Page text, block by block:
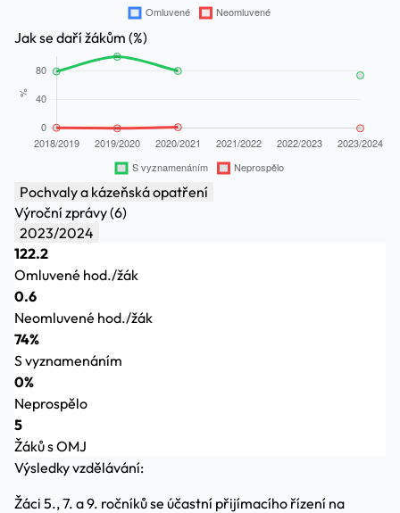
Jak se daří žákům (%)
Pochvaly a kázeňská opatření
Výroční zprávy (6)
2023/2024
122.2
Omluvené hod./žák
0.6
Neomluvené hod./žák
74%
S vyznamenáním
0%
Neprospělo
5
Žáků s OMJ
Výsledky vzdělávání:
Žáci 5., 7. a 9. ročníků se účastní přijímacího řízení na